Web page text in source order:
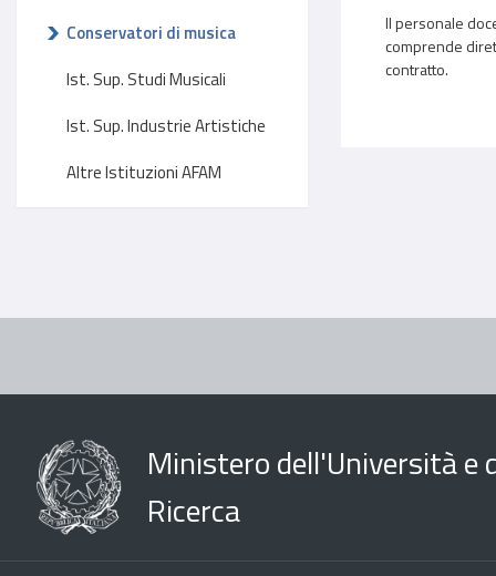
Conservatori di musica
Ist. Sup. Studi Musicali
Ist. Sup. Industrie Artistiche
Altre Istituzioni AFAM
Il personale
comprende
contratto.
Ministero dell'Università e
Ricerca